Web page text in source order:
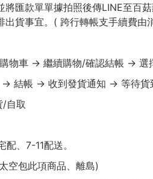
匯款單單據拍照後傳LINE至百菇
出貨事宜。( 跨行轉帳支手續費由
物車 → 繼續購物/確認結帳 → 選
結帳 → 收到發貨通知 → 等待貨
/自取
、7-11配送。
空包此項商品、離島)